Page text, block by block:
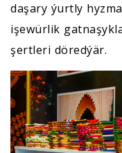
daşary ýurtly
işewürlik
şertleri döredýär.